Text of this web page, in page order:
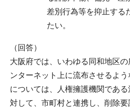
差別行為等を抑止する
たい。
（回答）
大阪府では、いわゆる同和地区
ンターネット上に流布させるよ
については、人権擁護機関であ
対して、市町村と連携し、削除